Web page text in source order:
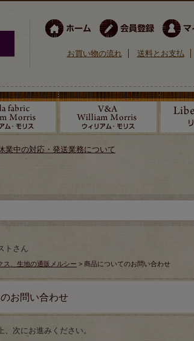
お買い物の流れ 送料とお支払
業中の対応・発送業務について
トさん
ス、生地の通販メルシー > 商品についてのお問い合わせ
お問い合わせ
次にお進みください。